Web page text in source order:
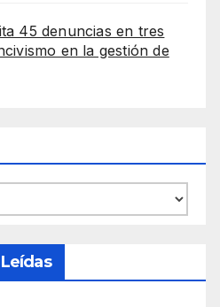
45 denuncias en tres
en la gestión de